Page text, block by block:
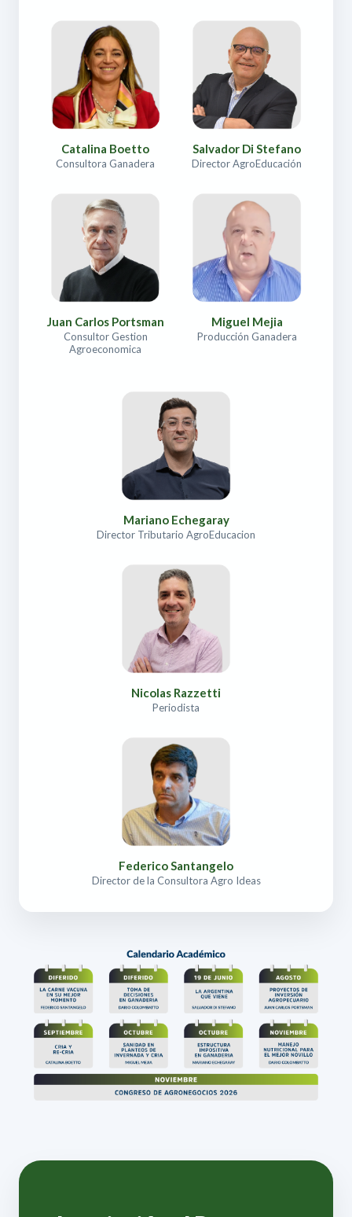
Catalina Boetto
Consultora Ganadera
Salvador Di Stefano
Director AgroEducación
Juan Carlos Portsman
Consultor Gestion
Agroeconomica
Miguel Mejia
Producción Ganadera
Mariano Echegaray
Director Tributario AgroEducacion
Nicolas Razzetti
Periodista
Federico Santangelo
Director de la Consultora Agro Ideas